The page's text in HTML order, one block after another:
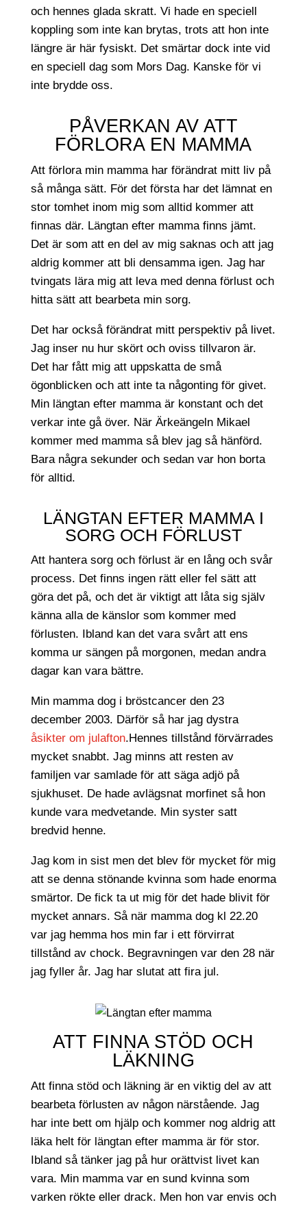
och hennes glada skratt. Vi hade en speciell
koppling som inte kan brytas, trots att hon inte
längre är här fysiskt. Det smärtar dock inte vid
en speciell dag som Mors Dag. Kanske för vi
inte brydde oss.
PÅVERKAN AV ATT
FÖRLORA EN MAMMA
Att förlora min mamma har förändrat mitt liv på
så många sätt. För det första har det lämnat en
stor tomhet inom mig som alltid kommer att
finnas där. Längtan efter mamma finns jämt.
Det är som att en del av mig saknas och att jag
aldrig kommer att bli densamma igen. Jag har
tvingats lära mig att leva med denna förlust och
hitta sätt att bearbeta min sorg.
Det har också förändrat mitt perspektiv på livet.
Jag inser nu hur skört och oviss tillvaron är.
Det har fått mig att uppskatta de små
ögonblicken och att inte ta någonting för givet.
Min längtan efter mamma är konstant och det
verkar inte gå över. När Ärkeängeln Mikael
kommer med mamma så blev jag så hänförd.
Bara några sekunder och sedan var hon borta
för alltid.
LÄNGTAN EFTER MAMMA I
SORG OCH FÖRLUST
Att hantera sorg och förlust är en lång och svår
process. Det finns ingen rätt eller fel sätt att
göra det på, och det är viktigt att låta sig själv
känna alla de känslor som kommer med
förlusten. Ibland kan det vara svårt att ens
komma ur sängen på morgonen, medan andra
dagar kan vara bättre.
Min mamma dog i bröstcancer den 23
december 2003. Därför så har jag dystra
åsikter om julafton.Hennes tillstånd förvärrades
mycket snabbt. Jag minns att resten av
familjen var samlade för att säga adjö på
sjukhuset. De hade avlägsnat morfinet så hon
kunde vara medvetande. Min syster satt
bredvid henne.
Jag kom in sist men det blev för mycket för mig
att se denna stönande kvinna som hade enorma
smärtor. De fick ta ut mig för det hade blivit för
mycket annars. Så när mamma dog kl 22.20
var jag hemma hos min far i ett förvirrat
tillstånd av chock. Begravningen var den 28 när
jag fyller år. Jag har slutat att fira jul.
ATT FINNA STÖD OCH
LÄKNING
Att finna stöd och läkning är en viktig del av att
bearbeta förlusten av någon närstående. Jag
har inte bett om hjälp och kommer nog aldrig att
läka helt för längtan efter mamma är för stor.
Ibland så tänker jag på hur orättvist livet kan
vara. Min mamma var en sund kvinna som
varken rökte eller drack. Men hon var envis och